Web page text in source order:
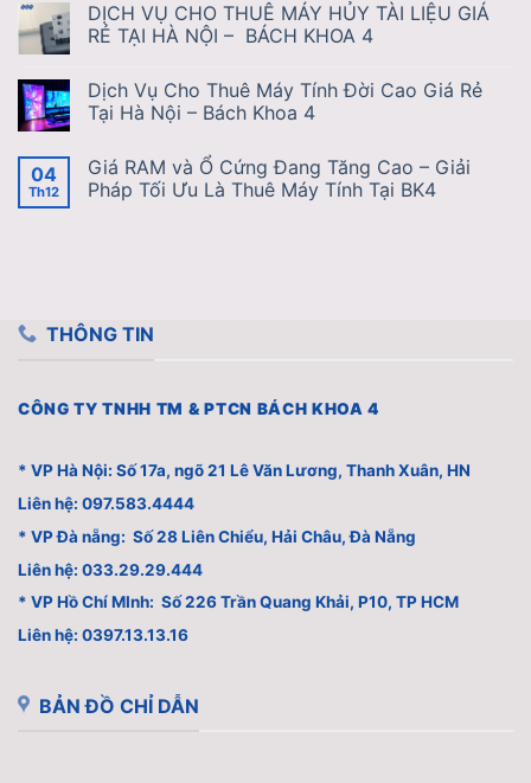
DỊCH VỤ CHO THUÊ MÁY HỦY TÀI LIỆU GIÁ
RẺ TẠI HÀ NỘI – BÁCH KHOA 4
Dịch Vụ Cho Thuê Máy Tính Đời Cao Giá Rẻ
Tại Hà Nội – Bách Khoa 4
04
Th12
Giá RAM và Ổ Cứng Đang Tăng Cao – Giải
Pháp Tối Ưu Là Thuê Máy Tính Tại BK4
THÔNG TIN
CÔNG TY TNHH TM & PTCN BÁCH KHOA 4
* VP Hà Nội: Số 17a, ngõ 21 Lê Văn Lương, Thanh Xuân, HN
Liên hệ: 097.583.4444
* VP Đà nẵng: Số 28 Liên Chiểu, Hải Châu, Đà Nẵng
Liên hệ: 033.29.29.444
* VP Hồ Chí MInh: Số 226 Trần Quang Khải, P10, TP HCM
Liên hệ: 0397.13.13.16
BẢN ĐỒ CHỈ DẪN